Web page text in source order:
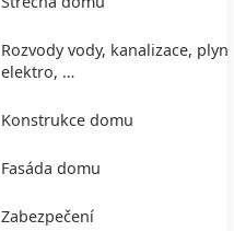
Rozvody vody, kanalizace, plynu,
elektro, …
Konstrukce domu
Fasáda domu
Zabezpečení